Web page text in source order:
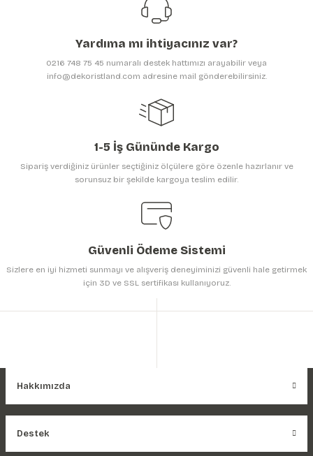
Yardıma mı ihtiyacınız var?
0216 748 75 45 numaralı destek hattımızı arayabilir veya
info@dekoristland.com adresine mail gönderebilirsiniz.
1-5 İş Gününde Kargo
Sipariş verdiğiniz ürünler seçtiğiniz ölçülere göre özenle hazırlanır ve
sorunsuz bir şekilde kargoya teslim edilir.
Güvenli Ödeme Sistemi
Sizlere en iyi hizmeti sunmayı ve alışveriş deneyiminizi güvenli hale getirmek
için 3D ve SSL sertifikası kullanıyoruz.
Hakkımızda
Destek